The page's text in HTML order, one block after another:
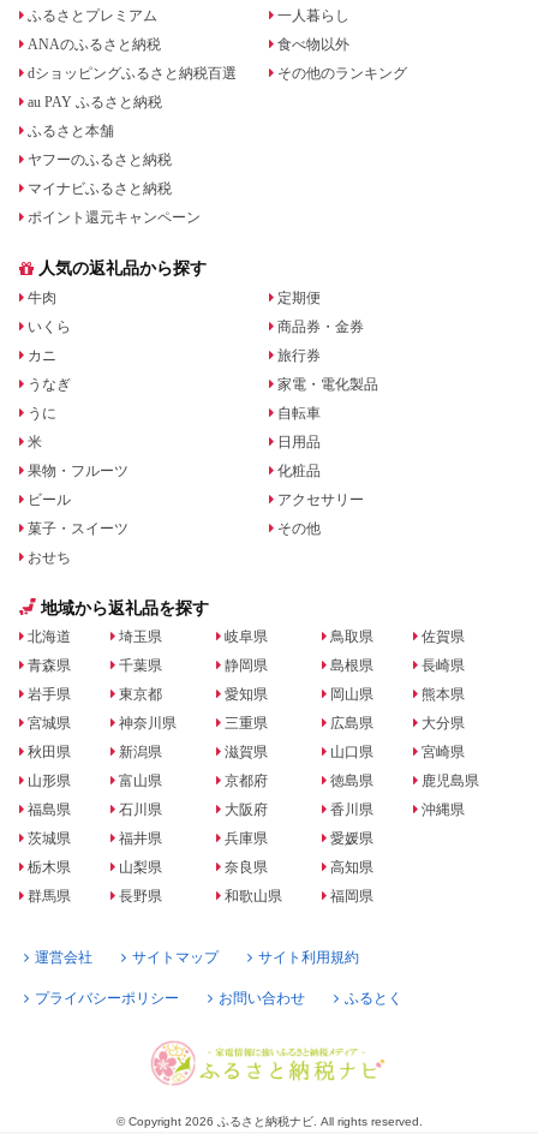
ふるさとプレミアム
ANAのふるさと納税
dショッピングふるさと納税百選
au PAY ふるさと納税
ふるさと本舗
ヤフーのふるさと納税
マイナビふるさと納税
ポイント還元キャンペーン
一人暮らし
食べ物以外
その他のランキング
人気の返礼品から探す
牛肉
いくら
カニ
うなぎ
うに
米
果物・フルーツ
ビール
菓子・スイーツ
おせち
定期便
商品券・金券
旅行券
家電・電化製品
自転車
日用品
化粧品
アクセサリー
その他
地域から返礼品を探す
北海道
青森県
岩手県
宮城県
秋田県
山形県
福島県
茨城県
栃木県
群馬県
埼玉県
千葉県
東京都
神奈川県
新潟県
富山県
石川県
福井県
山梨県
長野県
岐阜県
静岡県
愛知県
三重県
滋賀県
京都府
大阪府
兵庫県
奈良県
和歌山県
鳥取県
島根県
岡山県
広島県
山口県
徳島県
香川県
愛媛県
高知県
福岡県
佐賀県
長崎県
熊本県
大分県
宮崎県
鹿児島県
沖縄県
運営会社 サイトマップ サイト利用規約
プライバシーポリシー お問い合わせ ふるとく
© Copyright 2026 ふるさと納税ナビ. All rights reserved.